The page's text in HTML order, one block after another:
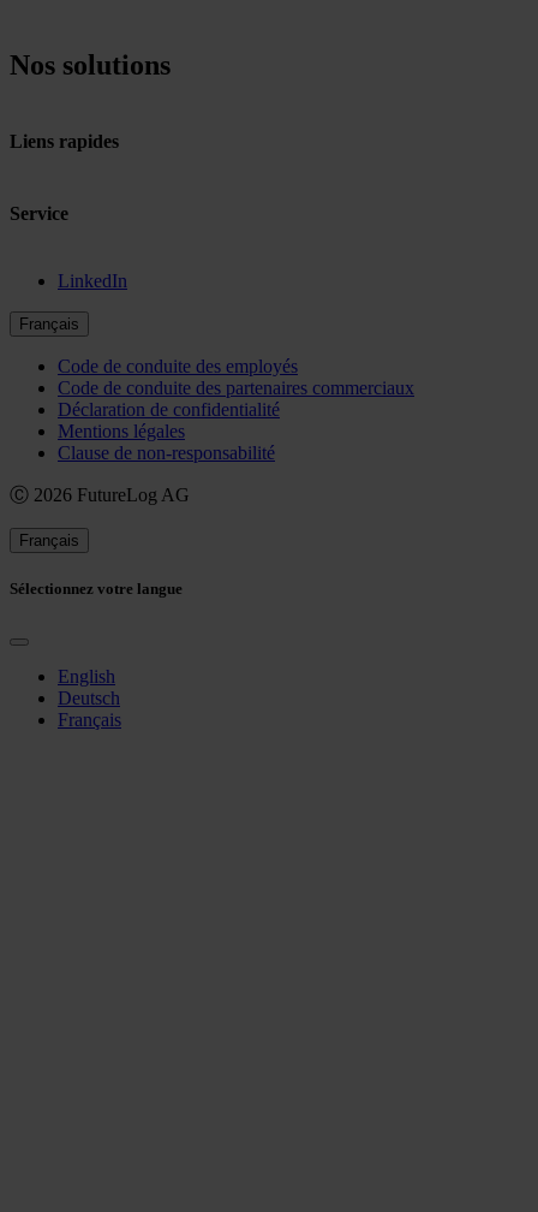
Nos solutions
Liens rapides
Service
LinkedIn
Français
Code de conduite des employés
Code de conduite des partenaires commerciaux
Déclaration de confidentialité
Mentions légales
Clause de non-responsabilité
Ⓒ 2026 FutureLog AG
Français
Sélectionnez votre langue
English
Deutsch
Français